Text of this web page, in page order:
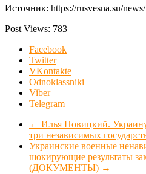
Источник: https://rusvesna.su/
Post Views: 783
Facebook
Twitter
VKontakte
Odnoklassniki
Viber
Telegram
← Илья Новицкий.
три независимых
Украинские военные
шокирующие результаты
(ДОКУМЕНТЫ) →